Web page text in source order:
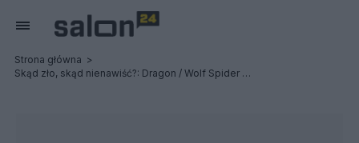
Strona główna
Skąd zło, skąd nienawiść?: Dragon / Wolf Spider - Relacja